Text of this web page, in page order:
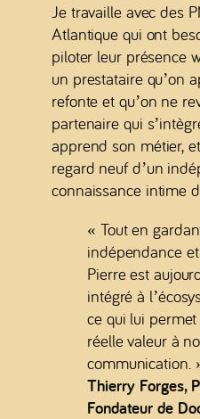
Je travaille avec des
Atlantique qui ont
piloter leur présence
un prestataire qu’on
refonte et qu’on ne
partenaire qui
apprend son métier,
regard neuf d’un
connaissance intime
« Tout en
indépendance
Pierre est
intégré à
ce qui lui
réelle valeur à
communication.
Thierry Forges,
Fondateur de